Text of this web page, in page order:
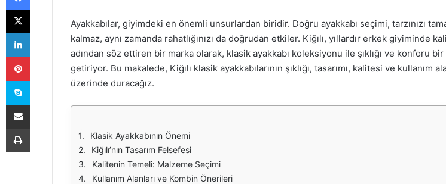
Ayakkabılar, giyimdeki en önemli unsurlardan biridir. Doğru ayakkabı seçimi, tarzınızı
kalmaz, aynı zamanda rahatlığınızı da doğrudan etkiler. Kiğılı, yıllardır erkek giyiminde
adından söz ettiren bir marka olarak, klasik ayakkabı koleksiyonu ile şıklığı ve konforu bir
getiriyor. Bu makalede, Kiğılı klasik ayakkabılarının şıklığı, tasarımı, kalitesi ve kullanım
üzerinde duracağız.
Klasik Ayakkabının Önemi
Kiğılı’nın Tasarım Felsefesi
Kalitenin Temeli: Malzeme Seçimi
Kullanım Alanları ve Kombin Önerileri
X
LinkedIn
Pinterest
Skype
E-Posta ile paylaş